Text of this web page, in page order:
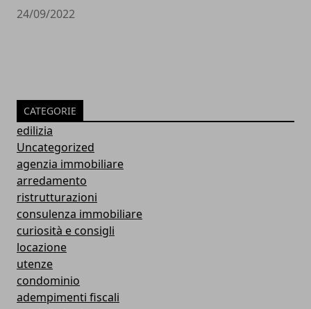
24/09/2022
CATEGORIE
edilizia
Uncategorized
agenzia immobiliare
arredamento
ristrutturazioni
consulenza immobiliare
curiosità e consigli
locazione
utenze
condominio
adempimenti fiscali